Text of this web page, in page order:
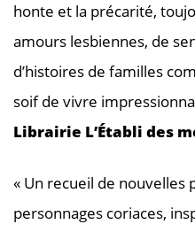
honte et la précarité,
amours lesbiennes, de
d’histoires de familles
soif de vivre
Librairie L’Établi des
« Un recueil de nouvelles
personnages coriaces,